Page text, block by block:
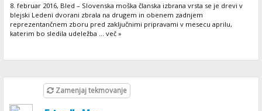
8. februar 2016, Bled – Slovenska moška članska izbrana vrsta se je drevi v
blejski Ledeni dvorani zbrala na drugem in obenem zadnjem
reprezentančnem zboru pred zaključnimi pripravami v mesecu aprilu,
katerim bo sledila udeležba ... več »
Zamenjaj tekmovanje